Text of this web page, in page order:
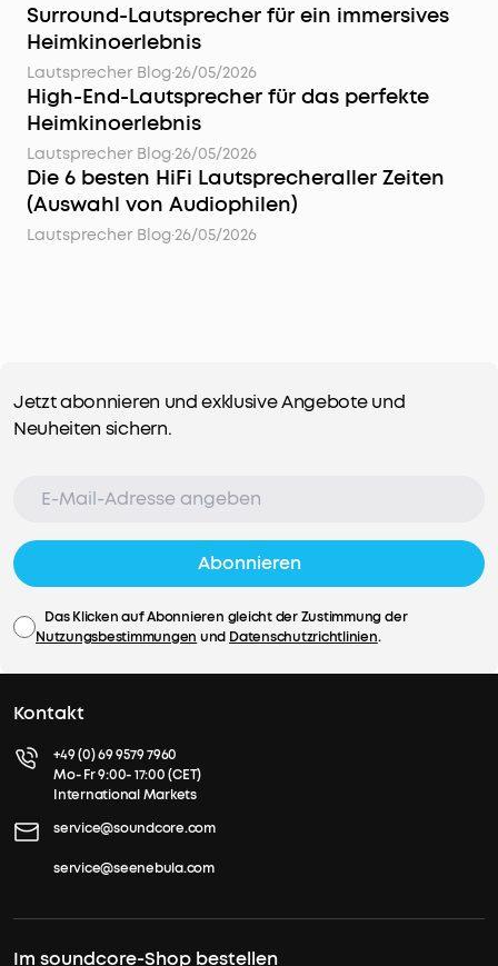
Surround-Lautsprecher für ein immersives
Heimkinoerlebnis
Lautsprecher Blog·26/05/2026
High-End-Lautsprecher für das perfekte
Heimkinoerlebnis
Lautsprecher Blog·26/05/2026
Die 6 besten HiFi Lautsprecheraller Zeiten
(Auswahl von Audiophilen)
Lautsprecher Blog·26/05/2026
Jetzt abonnieren und exklusive Angebote und
Neuheiten sichern.
Abonnieren
Das Klicken auf Abonnieren gleicht der Zustimmung der
Nutzungsbestimmungen und Datenschutzrichtlinien.
Kontakt
+49 (0) 69 9579 7960
Mo- Fr 9:00- 17:00 (CET)
International Markets
service@soundcore.com
service@seenebula.com
Im soundcore-Shop bestellen